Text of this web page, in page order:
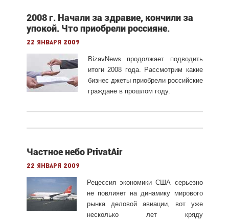
2008 г. Начали за здравие, кончили за
упокой. Что приобрели россияне.
22 января 2009
BizavNews продолжает подводить
итоги 2008 года. Рассмотрим какие
бизнес джеты приобрели российские
граждане в прошлом году.
Частное небо PrivatAir
22 января 2009
Рецессия экономики США серьезно
не повлияет на динамику мирового
рынка деловой авиации, вот уже
несколько лет кряду